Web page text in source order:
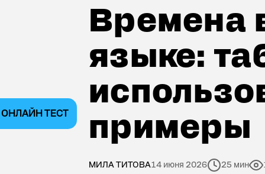
ФОТОГАЛЕРЕЯ
ДЛЯ НАЧИНАЮЩИХ КУРС
РАЗГОВОРНЫЙ АНГЛИЙСКИЙ ДЛЯ
ОНЛАЙН ТЕСТ
Времена в английском языке:
Времена
языке:
примеры
МИЛА ТИТОВА14 июня 2026 25 мин